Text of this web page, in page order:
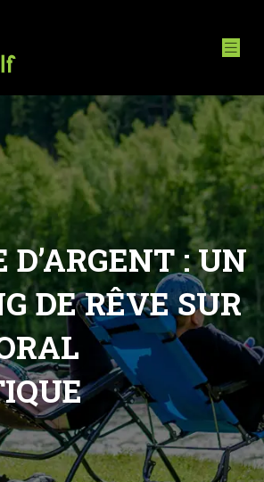
D’ARGENT : UN
DE RÊVE SUR